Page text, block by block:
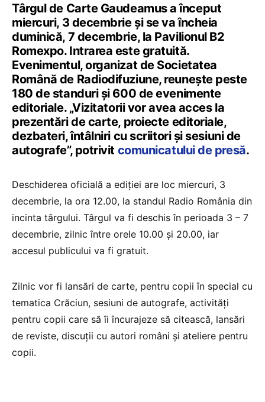
Târgul de Carte Gaudeamus a început
miercuri, 3 decembrie și se va încheia
duminică, 7 decembrie, la Pavilionul B2
Romexpo. Intrarea este gratuită.
Evenimentul, organizat de Societatea
Română de Radiodifuziune, reunește peste
180 de standuri și 600 de evenimente
editoriale. „Vizitatorii vor avea acces la
prezentări de carte, proiecte editoriale,
dezbateri, întâlniri cu scriitori și sesiuni de
autografe”, potrivit comunicatului de presă.
Deschiderea oficială a ediției are loc miercuri, 3
decembrie, la ora 12.00, la standul Radio România din
incinta târgului. Târgul va fi deschis în perioada 3 – 7
decembrie, zilnic între orele 10.00 și 20.00, iar
accesul publicului va fi gratuit.
Zilnic vor fi lansări de carte, pentru copii în special cu
tematica Crăciun, sesiuni de autografe, activități
pentru copii care să îi încurajeze să citească, lansări
de reviste, discuții cu autori români și ateliere pentru
copii.